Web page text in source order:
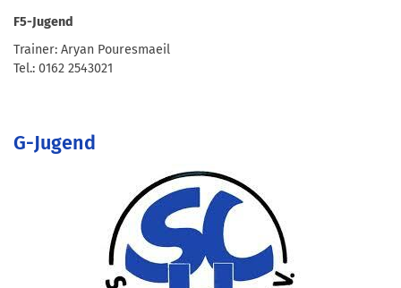
F5-Jugend
Trainer: Aryan Pouresmaeil
Tel.: 0162 2543021
G-Jugend